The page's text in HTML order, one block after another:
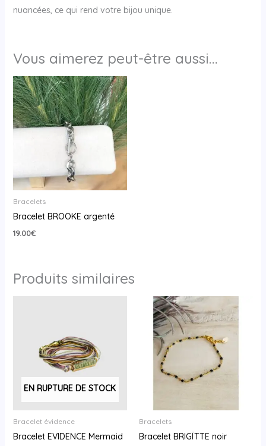
nuancées, ce qui rend votre bijou unique.
Vous aimerez peut-être aussi…
Bracelets
Bracelet BROOKE argenté
19.00€
Produits similaires
EN RUPTURE DE STOCK
Bracelet évidence
Bracelet EVIDENCE Mermaid
Bracelets
Bracelet BRIGÏTTE noir